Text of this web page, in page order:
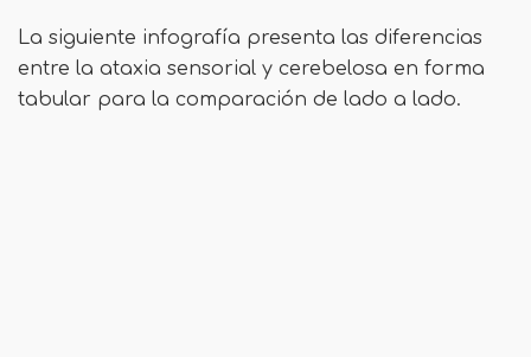
La siguiente infografía presenta las diferencias
entre la ataxia sensorial y cerebelosa en forma
tabular para la comparación de lado a lado.